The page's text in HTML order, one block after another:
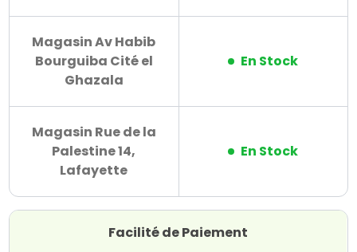
Magasin Av Habib
Bourguiba Cité el
Ghazala
En Stock
Magasin Rue de la
Palestine 14,
Lafayette
En Stock
Facilité de Paiement